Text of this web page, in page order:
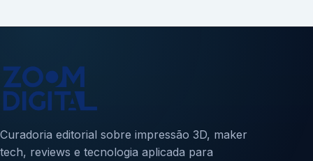
Curadoria editorial sobre impressão 3D, maker
tech, reviews e tecnologia aplicada para